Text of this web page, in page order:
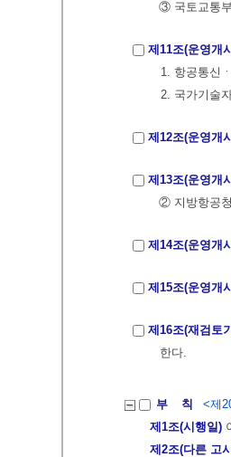
③ 국토교통
제11조(운영개
1. 항공통신
2. 국가기술
제12조(운영개
제13조(운영개
② 지방항공
제14조(운영개
제15조(운영개
제16조(재검토
한다.
부 칙
<제
제1조(시행일)
제2조(다른 고